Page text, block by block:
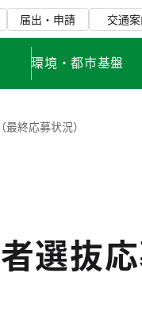
届出・申請 交通
環境・都市基盤
終応募状況）
選抜